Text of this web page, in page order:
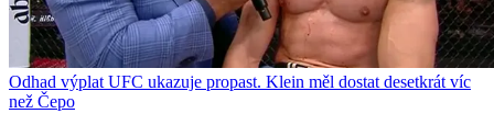
Odhad výplat UFC ukazuje propast. Klein měl dostat desetkrát víc
než Čepo